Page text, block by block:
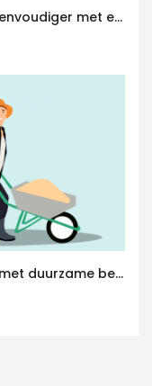
Een sportschool inrichten wordt eenvoudiger met een Fitness Aannemer aan je zijde
Een solide ondergrond realiseren met duurzame betonplaten voor elk betonwerken project